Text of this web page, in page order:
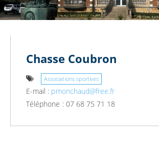
Chasse Coubron
Associations sportives
E-mail : pmonchaud@free.fr
Téléphone : 07 68 75 71 18